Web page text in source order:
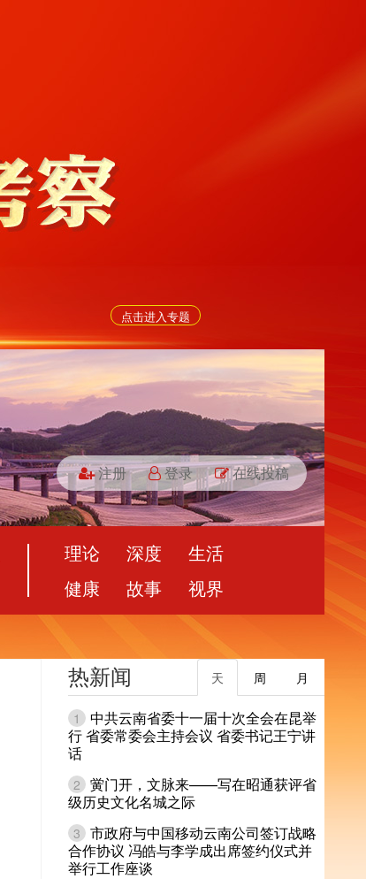
点击进入专题
注册 登录 在线投稿
理论 深度
生活
健康
故事 视界
热新闻 月
周
天
1
中共云南省委十一届十次全会在昆举
行 省委常委会主持会议 省委书记王宁讲
话
2 黉门开，文脉来——写在昭通获评省
级历史文化名城之际
3 市政府与中国移动云南公司签订战略
合作协议 冯皓与李学成出席签约仪式并
举行工作座谈